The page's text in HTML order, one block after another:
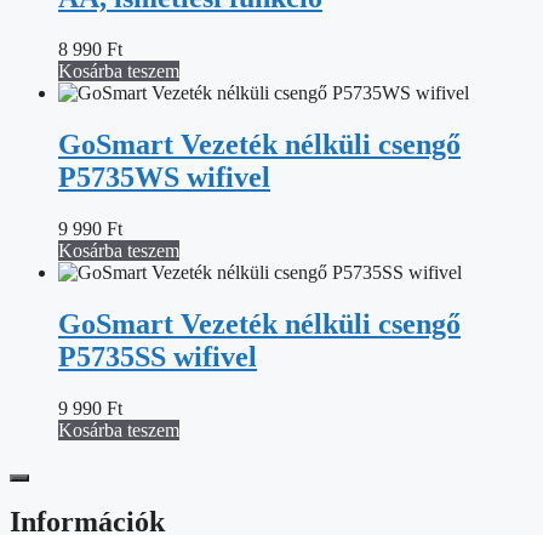
8 990 Ft
Kosárba teszem
GoSmart Vezeték nélküli csengő
P5735WS wifivel
9 990 Ft
Kosárba teszem
GoSmart Vezeték nélküli csengő
P5735SS wifivel
9 990 Ft
Kosárba teszem
Információk